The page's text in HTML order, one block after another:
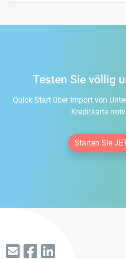
Testen Sie völlig
Quick Start über Import von
Kreditkarte
Starten Sie